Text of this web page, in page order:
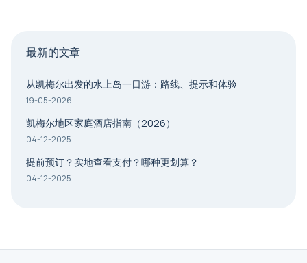
最新的文章
从凯梅尔出发的水上岛一日游：路线、提示和体验
19-05-2026
凯梅尔地区家庭酒店指南（2026）
04-12-2025
提前预订？实地查看支付？哪种更划算？
04-12-2025